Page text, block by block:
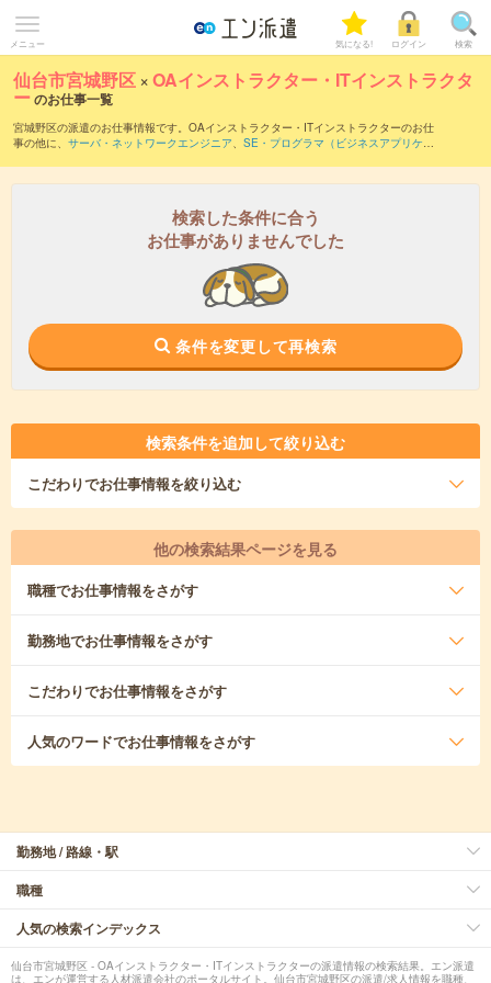
メニュー 気になる! ログイン 検索
仙台市宮城野区 ×OAインストラクター・ITインストラクタ
ーのお仕事一覧
宮城野区の派遣のお仕事情報です。OAインストラクター・ITインストラクターのお仕
事の他に、 サーバ・ネットワークエンジニア、 SE・プログラマ（ビジネスアプリケー
す。職種辞典：OAインストラクター・ITインストラクターのお仕事とは？とは？
検索した条件に合う
お仕事がありませんでした
条件を変更して再検索
検索条件を追加して絞り込む
こだわりでお仕事情報を絞り込む
他の検索結果ページを見る
職種でお仕事情報をさがす
勤務地でお仕事情報をさがす
こだわりでお仕事情報をさがす
人気のワードでお仕事情報をさがす
勤務地 / 路線・駅
職種
人気の検索インデックス
仙台市宮城野区 - OAインストラクター・ITインストラクターの派遣情報の検索結果。エン派遣
は、エンが運営する人材派遣会社のポータルサイト。仙台市宮城野区の派遣/求人情報を職種、